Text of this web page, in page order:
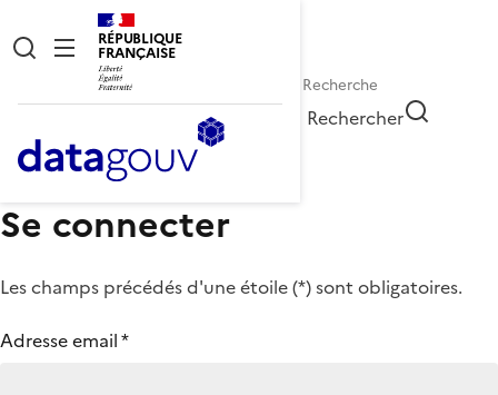
RÉPUBLIQUE
FRANÇAISE
Rechercher
Se connecter
Les champs précédés d'une étoile (*) sont obligatoires.
Adresse email*